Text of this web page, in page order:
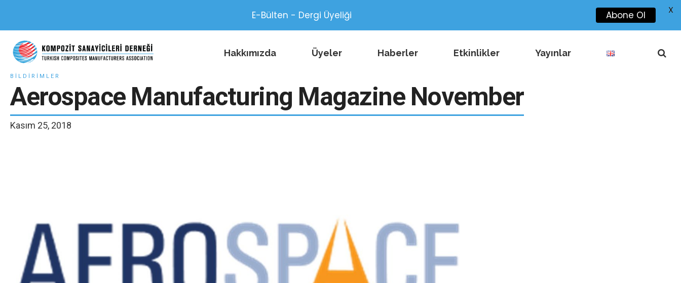
Hakkımızda Üyeler Haberler Etkinlikler Yayınlar
BILDIRIMLER
Aerospace Manufacturing Magazine November
Kasım 25, 2018
E-Bülten - Dergi Üyeliği Abone Ol X